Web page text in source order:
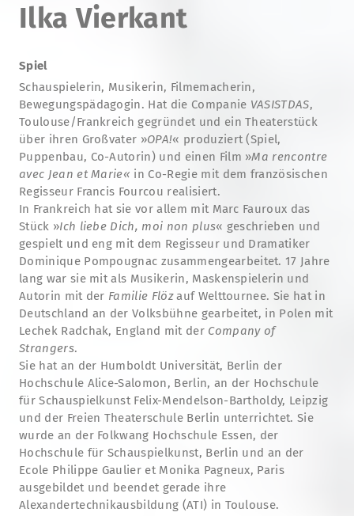
Ilka Vierkant
Spiel
Schauspielerin, Musikerin, Filmemacherin,
Bewegungspädagogin. Hat die Companie VASISTDAS,
Toulouse/Frankreich gegründet und ein Theaterstück
über ihren Großvater »OPA!« produziert (Spiel,
Puppenbau, Co-Autorin) und einen Film »Ma rencontre
avec Jean et Marie« in Co-Regie mit dem französischen
Regisseur Francis Fourcou realisiert.
In Frankreich hat sie vor allem mit Marc Fauroux das
Stück »Ich liebe Dich, moi non plus« geschrieben und
gespielt und eng mit dem Regisseur und Dramatiker
Dominique Pompougnac zusammengearbeitet. 17 Jahre
lang war sie mit als Musikerin, Maskenspielerin und
Autorin mit der Familie Flözauf Welttournee. Sie hat in
Deutschland an der Volksbühne gearbeitet, in Polen mit
Lechek Radchak, England mit der Company of
Strangers.
Sie hat an der Humboldt Universität, Berlin der
Hochschule Alice-Salomon, Berlin, an der Hochschule
für Schauspielkunst Felix-Mendelson-Bartholdy, Leipzig
und der Freien Theaterschule Berlin unterrichtet. Sie
wurde an der Folkwang Hochschule Essen, der
Hochschule für Schauspielkunst, Berlin und an der
Ecole Philippe Gaulier et Monika Pagneux, Paris
ausgebildet und beendet gerade ihre
Alexandertechnikausbildung (ATI) in Toulouse.